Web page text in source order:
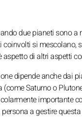
due pianeti sono a
si mescolano,
di altri aspetti
dipende anche dai
(come Saturno o
importante
a gestire